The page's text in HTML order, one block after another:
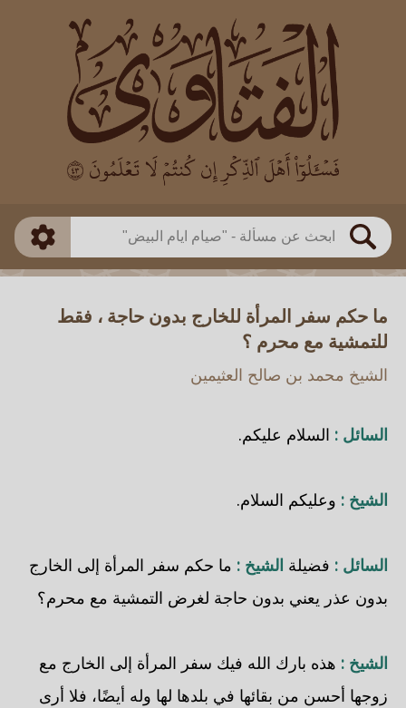
بحث
العالم
بن باز
بن العثيمين
اللجنة الدائمة
طريقة البحث
ذكي
ما حكم سفر المرأة للخارج بدون حاجة ، فقط
للتمشية مع محرم ؟
الشيخ محمد بن صالح العثيمين
السائل : السلام عليكم.
الشيخ : وعليكم السلام.
السائل : فضيلة الشيخ : ما حكم سفر المرأة إلى الخارج
بدون عذر يعني بدون حاجة لغرض التمشية مع محرم؟
الشيخ : هذه بارك الله فيك سفر المرأة إلى الخارج مع
زوجها أحسن من بقائها في بلدها لها وله أيضًا، فلا أرى